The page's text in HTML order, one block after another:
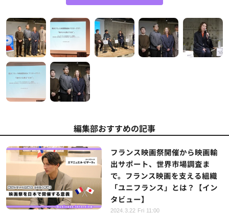
編集部おすすめの記事
フランス映画祭開催から映画輸
出サポート、世界市場調査ま
で。フランス映画を支える組織
「ユニフランス」とは？【イン
タビュー】
2024.3.22 Fri 11:00